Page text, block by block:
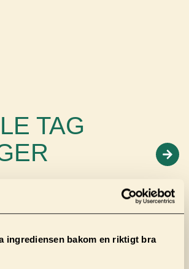
ingrediensen bakom en riktigt bra
TAG